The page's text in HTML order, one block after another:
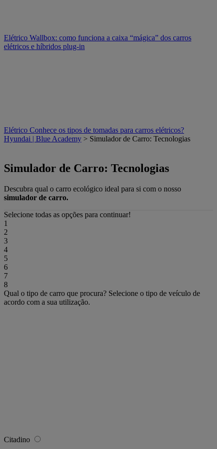
Elétrico Wallbox: como funciona a caixa “mágica” dos carros
elétricos e híbridos plug-in
Elétrico Conhece os tipos de tomadas para carros elétricos?
Hyundai | Blue Academy > Simulador de Carro: Tecnologias
Simulador de Carro: Tecnologias
Descubra qual o carro ecológico ideal para si com o nosso
simulador de carro.
Selecione todas as opções para continuar!
1
2
3
4
5
6
7
8
Qual o tipo de carro que procura? Selecione o tipo de veículo de
acordo com a sua utilização.
Citadino